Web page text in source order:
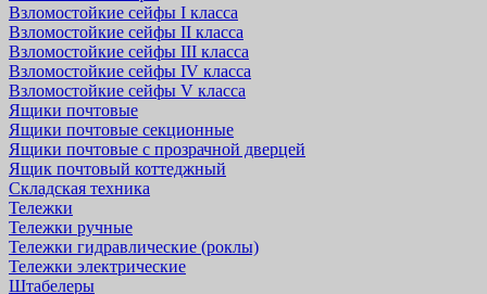
Взломостойкие сейфы I класса
Взломостойкие сейфы II класса
Взломостойкие сейфы III класса
Взломостойкие сейфы IV класса
Взломостойкие сейфы V класса
Ящики почтовые
Ящики почтовые секционные
Ящики почтовые с прозрачной дверцей
Ящик почтовый коттеджный
Складская техника
Тележки
Тележки ручные
Тележки гидравлические (роклы)
Тележки электрические
Штабелеры